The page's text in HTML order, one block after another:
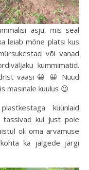
asju, mis seal
leiab mõne platsi kus
või vanad
kummimatid.
vaasi 😀 😀 Nüüd
masinale kuulus 😉
küünlaid
tassivad kui just pole
oli oma arvamuse
ka jälgede järgi